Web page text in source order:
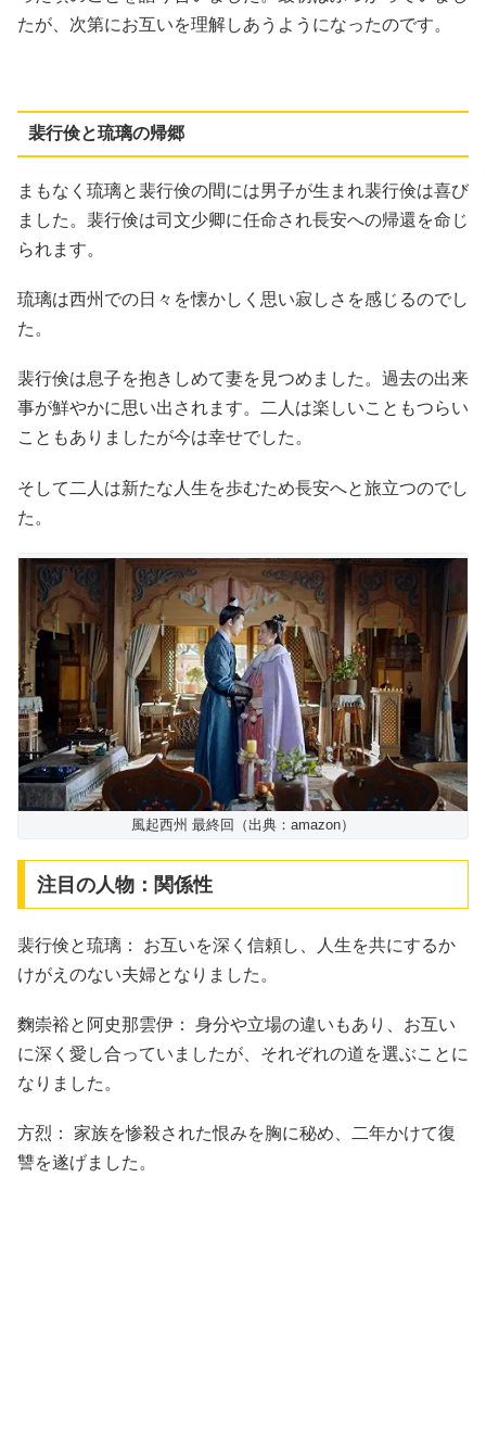
たが、次第にお互いを理解しあうようになったのです。
裴行倹と琉璃の帰郷
まもなく琉璃と裴行倹の間には男子が生まれ裴行倹は喜び
ました。裴行倹は司文少卿に任命され長安への帰還を命じ
られます。
琉璃は西州での日々を懐かしく思い寂しさを感じるのでし
た。
裴行倹は息子を抱きしめて妻を見つめました。過去の出来
事が鮮やかに思い出されます。二人は楽しいこともつらい
こともありましたが今は幸せでした。
そして二人は新たな人生を歩むため長安へと旅立つのでし
た。
風起西州 最終回（出典：amazon）
注目の人物：関係性
裴行倹と琉璃： お互いを深く信頼し、人生を共にするか
けがえのない夫婦となりました。
麴崇裕と阿史那雲伊： 身分や立場の違いもあり、お互い
に深く愛し合っていましたが、それぞれの道を選ぶことに
なりました。
方烈： 家族を惨殺された恨みを胸に秘め、二年かけて復
讐を遂げました。